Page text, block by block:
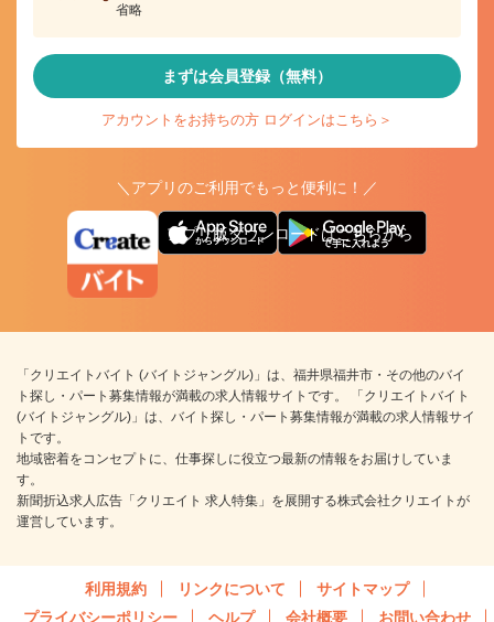
省略
まずは会員登録（無料）
アカウントをお持ちの方 ログインはこちら＞
＼アプリのご利用でもっと便利に！／
アプリ版ダウンロードはこちらから
「クリエイトバイト (バイトジャングル)」は、福井県福井市・その他のバイ
ト探し・パート募集情報が満載の求人情報サイトです。 「クリエイトバイト
(バイトジャングル)」は、バイト探し・パート募集情報が満載の求人情報サイ
トです。
地域密着をコンセプトに、仕事探しに役立つ最新の情報をお届けしていま
す。
新聞折込求人広告「クリエイト 求人特集」を展開する株式会社クリエイトが
運営しています。
利用規約 リンクについて
サイトマップ
プライバシーポリシー
ヘルプ 会社概要 お問い合わせ